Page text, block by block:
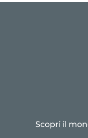
Scopri il